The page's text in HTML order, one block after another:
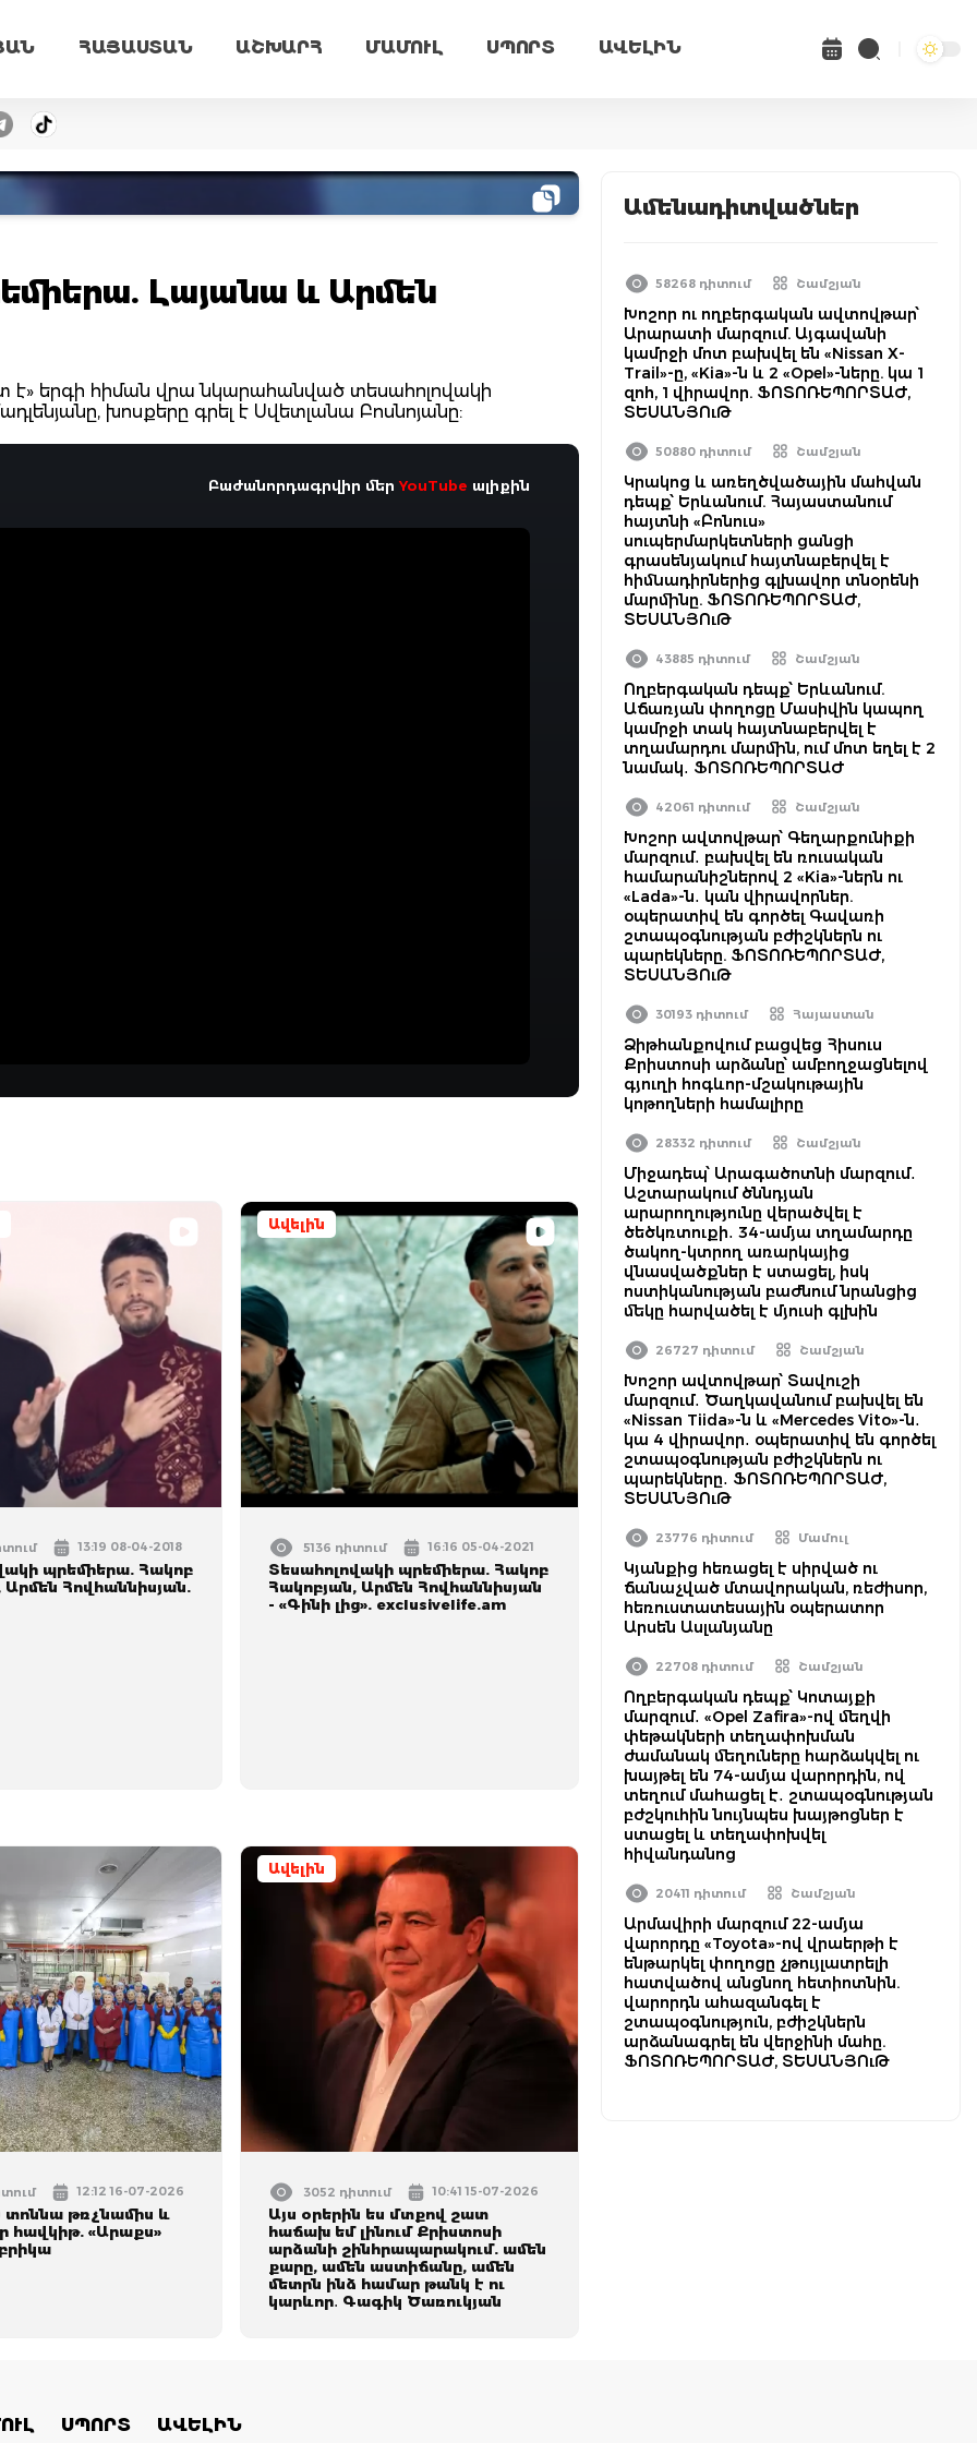
ՀԱՅԱՍՏԱՆ ԱՇԽԱՐՀ ՄԱՄՈՒԼ ՍՊՈՐՏ ԱՎԵԼԻՆ
Լայանա և Արմեն
է» երգի հիման վրա նկարահանված տեսահոլովակի
խոսքերը գրել է Սվետլանա Բոսնոյանը:
Բաժանորդագրվիր մերYouTube ալիքին
13:19 08-04-2018
պրեմիերա. Հակոբ
Արմեն Հովհաննիսյան.
Ավելին
5136 դիտում 16:16 05-04-2021
Տեսահոլովակի պրեմիերա. Հակոբ
Հակոբյան, Արմեն Հովհաննիսյան
- «Գինի լից». exclusivelife.am
12:12 16-07-2026
տոննա թռչնամիս և
հավկիթ. «Արաքս»
Ավելին
3052 դիտում 10:41 15-07-2026
Այս օրերին ես մտքով շատ
հաճախ եմ լինում Քրիստոսի
արձանի շինհրապարակում. ամեն
քարը, ամեն աստիճանը, ամեն
մետրն ինձ համար թանկ է ու
կարևոր․ Գագիկ Ծառուկյան
Ամենադիտվածներ
58268 դիտում Շամշյան
Խոշոր ու ողբերգական ավտովթար՝
Արարատի մարզում. Այգավանի
կամրջի մոտ բախվել են «Nissan X-
Trail»-ը, «Kia»-ն և 2 «Opel»-ները. կա 1
զոհ, 1 վիրավոր. ՖՈՏՈՌԵՊՈՐՏԱԺ,
ՏԵՍԱՆՅՈւԹ
50880 դիտում Շամշյան
Կրակոց և առեղծվածային մահվան
դեպք՝ Երևանում. Հայաստանում
հայտնի «Բոնուս»
սուպերմարկետների ցանցի
գրասենյակում հայտնաբերվել է
հիմնադիրներից գլխավոր տնօրենի
մարմինը. ՖՈՏՈՌԵՊՈՐՏԱԺ,
ՏԵՍԱՆՅՈւԹ
43885 դիտում Շամշյան
Ողբերգական դեպք՝ Երևանում.
Աճառյան փողոցը Մասիվին կապող
կամրջի տակ հայտնաբերվել է
տղամարդու մարմին, ում մոտ եղել է 2
նամակ․ ՖՈՏՈՌԵՊՈՐՏԱԺ
42061 դիտում Շամշյան
Խոշոր ավտովթար՝ Գեղարքունիքի
մարզում․ բախվել են ռուսական
համարանիշներով 2 «Kia»-ներն ու
«Lada»-ն․ կան վիրավորներ.
օպերատիվ են գործել Գավառի
շտապօգնության բժիշկներն ու
պարեկները. ՖՈՏՈՌԵՊՈՐՏԱԺ,
ՏԵՍԱՆՅՈւԹ
30193 դիտում Հայաստան
Ձիթհանքովում բացվեց Հիսուս
Քրիստոսի արձանը՝ ամբողջացնելով
գյուղի հոգևոր-մշակութային
կոթողների համալիրը
28332 դիտում Շամշյան
Միջադեպ՝ Արագածոտնի մարզում․
Աշտարակում ծննդյան
արարողությունը վերածվել է
ծեծկռտուքի․ 34-ամյա տղամարդը
ծակող-կտրող առարկայից
վնասվածքներ է ստացել, իսկ
ոստիկանության բաժնում նրանցից
մեկը հարվածել է մյուսի գլխին
26727 դիտում Շամշյան
Խոշոր ավտովթար՝ Տավուշի
մարզում․ Ծաղկավանում բախվել են
«Nissan Tiida»-ն և «Mercedes Vito»-ն․
կա 4 վիրավոր․ օպերատիվ են գործել
շտապօգնության բժիշկներն ու
պարեկները․ ՖՈՏՈՌԵՊՈՐՏԱԺ,
ՏԵՍԱՆՅՈւԹ
23776 դիտում Մամուլ
Կյանքից հեռացել է սիրված ու
ճանաչված մտավորական, ռեժիսոր,
հեռուստատեսային օպերատոր
Արսեն Ասլանյանը
22708 դիտում Շամշյան
Ողբերգական դեպք՝ Կոտայքի
մարզում․ «Opel Zafira»-ով մեղվի
փեթակների տեղափոխման
ժամանակ մեղուները հարձակվել ու
խայթել են 74-ամյա վարորդին, ով
տեղում մահացել է․ շտապօգնության
բժշկուհին նույնպես խայթոցներ է
ստացել և տեղափոխվել
հիվանդանոց
20411 դիտում Շամշյան
Արմավիրի մարզում 22-ամյա
վարորդը «Toyota»-ով վրաերթի է
ենթարկել փողոցը չթույլատրելի
հատվածով անցնող հետիոտնին.
վարորդն ահազանգել է
շտապօգնություն, բժիշկներն
արձանագրել են վերջինի մահը.
ՖՈՏՈՌԵՊՈՐՏԱԺ, ՏԵՍԱՆՅՈւԹ
ՍՊՈՐՏ ԱՎԵԼԻՆ